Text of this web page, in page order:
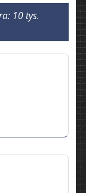
10 tys.